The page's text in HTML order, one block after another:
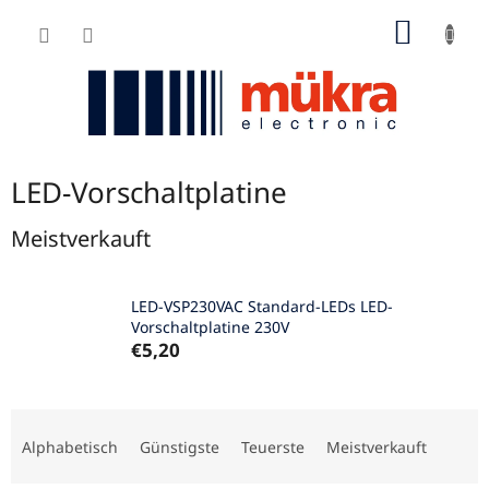
Inhalt
LED-Vorschaltplatine
Meistverkauft
LED-VSP230VAC Standard-LEDs LED-
Vorschaltplatine 230V
€5,20
Alphabetisch Günstigste Teuerste Meistverkauft